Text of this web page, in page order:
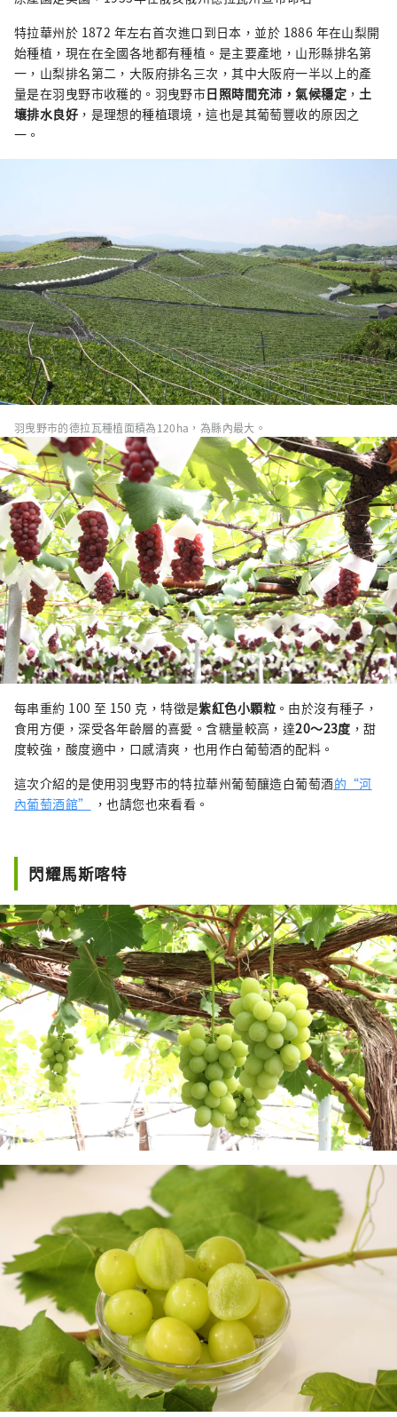
特拉華州於 1872 年左右首次進口到日本，並於 1886 年在山梨開
始種植，現在在全國各地都有種植。是主要產地，山形縣排名第
一，山梨排名第二，大阪府排名三次，其中大阪府一半以上的產
量是在羽曳野市收穫的。羽曳野市日照時間充沛，氣候穩定， 土
壤排水良好 ，是理想的種植環境，這也是其葡萄豐收的原因之
一。
羽曳野市的德拉瓦種植面積為120ha，為縣內最大。
每串重約 100 至 150 克，特徵是紫紅色小顆粒。由於沒有種子，
食用方便，深受各年齡層的喜愛。含糖量較高，達20～23度 ，甜
度較強，酸度適中，口感清爽，也用作白葡萄酒的配料。
這次介紹的是使用羽曳野市的特拉華州葡萄釀造白葡萄酒的“河
內葡萄酒館”
，也請您也來看看。
閃耀馬斯喀特